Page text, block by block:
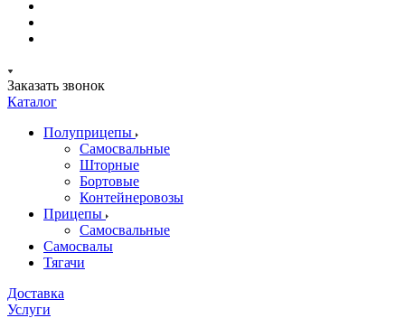
Заказать звонок
Каталог
Полуприцепы
Самосвальные
Шторные
Бортовые
Контейнеровозы
Прицепы
Самосвальные
Самосвалы
Тягачи
Доставка
Услуги